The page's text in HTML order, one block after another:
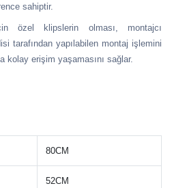
sahiptir.
özel klipslerin olması, montajcı
tarafından yapılabilen montaj işlemini
kolay erişim yaşamasını sağlar.
80CM
52CM